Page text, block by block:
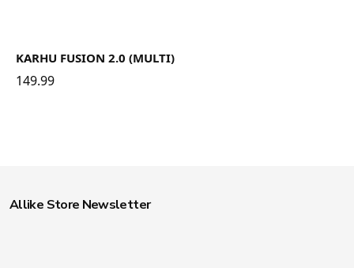
KARHU FUSION 2.0 (MULTI)
149.99
Allike Store Newsletter